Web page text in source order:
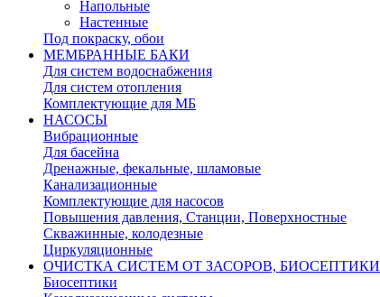
Напольные
Настенные
Под покраску, обои
МЕМБРАННЫЕ БАКИ
Для систем водоснабжения
Для систем отопления
Комплектующие для МБ
НАСОСЫ
Вибрационные
Для басейна
Дренажные, фекальные, шламовые
Канализационные
Комплектующие для насосов
Повышения давления, Станции, Поверхностные
Скважинные, колодезные
Циркуляционные
ОЧИСТКА СИСТЕМ ОТ ЗАСОРОВ, БИОСЕПТИКИ
Биосептики